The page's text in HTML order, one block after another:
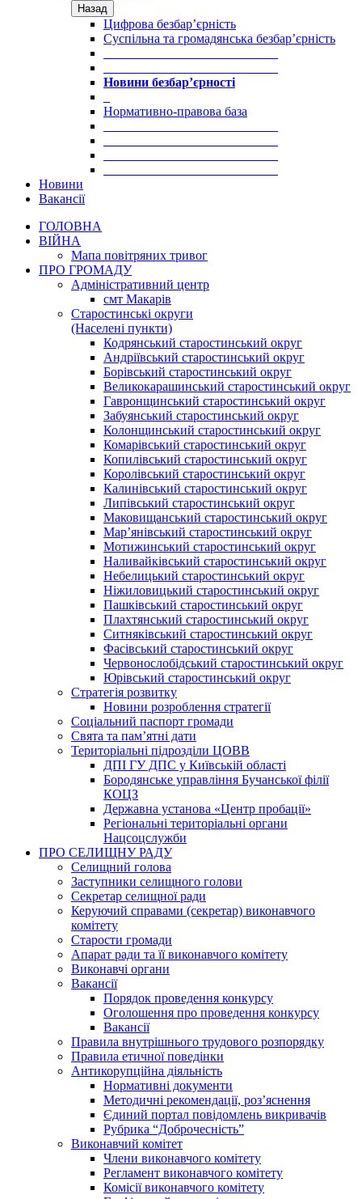
Назад
Цифрова безбар’єрність
Суспільна та громадянська безбар’єрність
Новини безбар’єрності
Нормативно-правова база
Новини
Вакансії
ГОЛОВНА
ВІЙНА
Мапа повітряних тривог
ПРО ГРОМАДУ
Aдміністративний центр
смт Макарів
Старостинські округи
(Населені пункти)
Кодрянський старостинський округ
Андріївський старостинський округ
Борівський старостинський округ
Великокарашинський старостинський округ
Гавронщинський старостинський округ
Забуянський старостинський округ
Колонщинський старостинський округ
Комарівський старостинський округ
Копилівський старостинський округ
Королівський старостинський округ
Калинівський старостинський округ
Липівський старостинський округ
Маковищанський старостинський округ
Мар’янівський старостинський округ
Мотижинський старостинський округ
Наливайківський старостинський округ
Небелицький старостинський округ
Ніжиловицький старостинський округ
Пашківський старостинський округ
Плахтянський старостинський округ
Ситняківський старостинський округ
Фасівський старостинський округ
Червонослобідський старостинський округ
Юрівський старостинський округ
Стратегія розвитку
Новини розроблення стратегії
Соціальний паспорт громади
Свята та пам’ятні дати
Територіальні підрозділи ЦОВВ
ДПІ ГУ ДПС у Київській області
Бородянське управління Бучанської філії
КОЦЗ
Державна установа «Центр пробації»
Регіональні територіальні органи
Нацсоцслужби
ПРО СЕЛИЩНУ РАДУ
Селищний голова
Заступники селищного голови
Секретар селищної ради
Керуючий справами (секретар) виконавчого
комітету
Старости громади
Апарат ради та її виконавчого комітету
Виконавчі органи
Вакансії
Порядок проведення конкурсу
Оголошення про проведення конкурсу
Вакансії
Правила внутрішнього трудового розпорядку
Правила етичної поведінки
Антикорупційна діяльність
Нормативні документи
Методичні рекомендації, роз’яснення
Єдиний портал повідомлень викривачів
Рубрика “Доброчесність”
Виконавчий комітет
Члени виконавчого комітету
Регламент виконавчого комітету
Комісії виконавчого комітету